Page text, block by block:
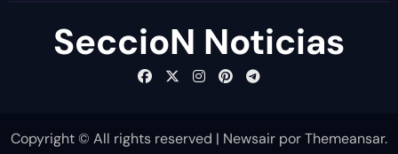
SeccioN Noticias
Copyright © All rights reserved | Newsair porThemeansar.